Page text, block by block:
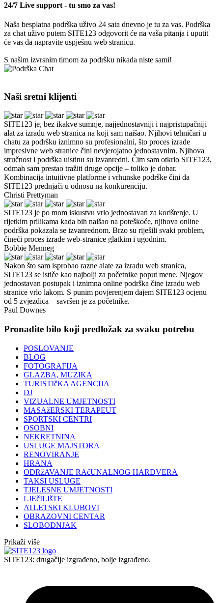
24/7 Live support - tu smo za vas!
Naša besplatna podrška uživo 24 sata dnevno je tu za vas. Podrška
za chat uživo putem SITE123 odgovorit će na vaša pitanja i uputit
će vas da napravite uspješnu web stranicu.
S našim izvrsnim timom za podršku nikada niste sami!
Naši sretni klijenti
SITE123 je, bez ikakve sumnje, najjednostavniji i najpristupačniji
alat za izradu web stranica na koji sam naišao. Njihovi tehničari u
chatu za podršku iznimno su profesionalni, što proces izrade
impresivne web stranice čini nevjerojatno jednostavnim. Njihova
stručnost i podrška uistinu su izvanredni. Čim sam otkrio SITE123,
odmah sam prestao tražiti druge opcije – toliko je dobar.
Kombinacija intuitivne platforme i vrhunske podrške čini da
SITE123 prednjači u odnosu na konkurenciju.
Christi Prettyman
SITE123 je po mom iskustvu vrlo jednostavan za korištenje. U
rijetkim prilikama kada bih naišao na poteškoće, njihova online
podrška pokazala se izvanrednom. Brzo su riješili svaki problem,
čineći proces izrade web-stranice glatkim i ugodnim.
Bobbie Menneg
Nakon što sam isprobao razne alate za izradu web stranica,
SITE123 se ističe kao najbolji za početnike poput mene. Njegov
jednostavan postupak i iznimna online podrška čine izradu web
stranice vrlo lakom. S punim povjerenjem dajem SITE123 ocjenu
od 5 zvjezdica – savršen je za početnike.
Paul Downes
Pronađite bilo koji predložak za svaku potrebu
POSLOVANJE
BLOG
FOTOGRAFIJA
GLAZBA, MUZIKA
TURISTIčKA AGENCIJA
DJ
VIZUALNE UMJETNOSTI
MASAžERSKI TERAPEUT
SPORTSKI CENTRI
OSOBNI
NEKRETNINA
USLUGE MAJSTORA
RENOVIRANJE
HRANA
ODRžAVANJE RAčUNALNOG HARDVERA
TAKSI USLUGE
TJELESNE UMJETNOSTI
LJEčILIšTE
ATLETSKI KLUBOVI
OBRAZOVNI CENTAR
SLOBODNJAK
Prikaži više
SITE123: drugačije izgrađeno, bolje izgrađeno.